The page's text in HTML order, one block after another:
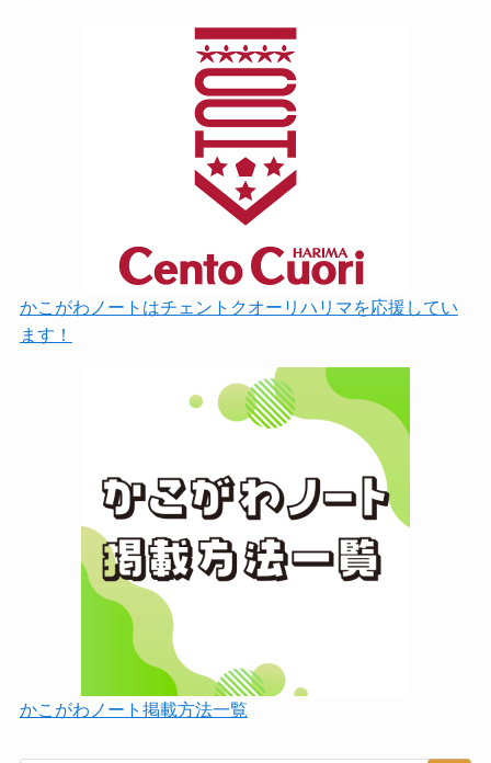
かこがわノートはチェントクオーリハリマを応援してい
ます！
かこがわノート掲載方法一覧